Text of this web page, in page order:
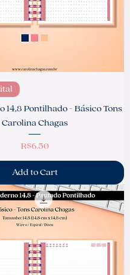
14,8 Pontilhado - Básico Tons
Carolina Chagas
Price
R$6.50
Add to Cart